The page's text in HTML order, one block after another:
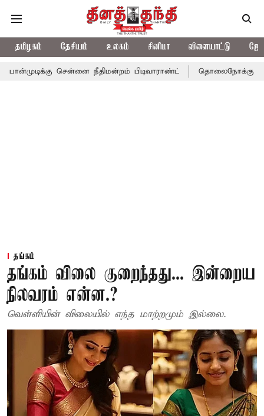
தமிழகம் தேசியம் உலகம் சினிமா விளையாட்டு
சென்னை நீதிமன்றம் பிடிவாராண்ட் தொலைநோக்கு பார்வையுடன்
தங்கம்
தங்கம் விலை குறைந்தது... இன்றைய
நிலவரம் என்ன.?
வெள்ளியின் விலையில் எந்த மாற்றமும் இல்லை.